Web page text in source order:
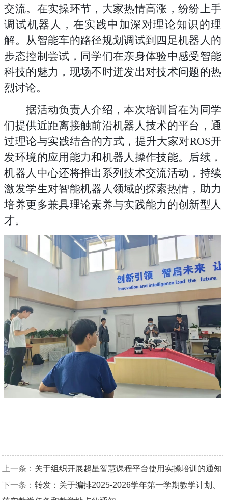
交流。在实操环节，大家热情高涨，纷纷上手
调试机器人，在实践中加深对理论知识的理
解。从智能车的路径规划调试到四足机器人的
步态控制尝试，同学们在亲身体验中感受智能
科技的魅力，现场不时迸发出对技术问题的热
烈讨论。
据活动负责人介绍，本次培训旨在为同学
们提供近距离接触前沿机器人技术的平台，通
过理论与实践结合的方式，提升大家对ROS开
发环境的应用能力和机器人操作技能。后续，
机器人中心还将推出系列技术交流活动，持续
激发学生对智能机器人领域的探索热情，助力
培养更多兼具理论素养与实践能力的创新型人
才。
上一条： 关于组织开展超星智慧课程平台使用实操培训的通知
下一条：转发：关于编排2025-2026学年第一学期教学计划、